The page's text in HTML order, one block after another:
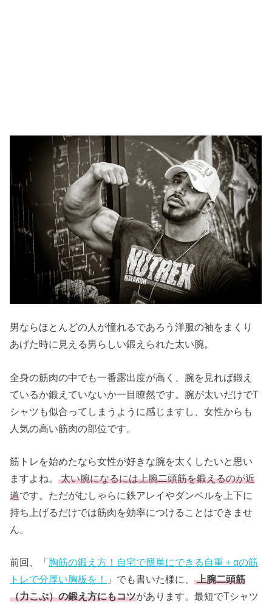
男ならほとんどの人が憧れるであろう洋服の袖をまくり
あげた時に見える男らしい鍛えられた太い腕。
全身の筋肉の中でも一番露出度が高く、腕を見れば鍛え
ているか鍛えていないか一目瞭然です。腕が太いだけでT
シャツも似合ってしまうように感じますし、女性からも
人気の高い筋肉の部位です。
筋トレを始めたなら女性が好きな腕を太くしたいと思い
ますよね。太い腕になるには上腕二頭筋を鍛えるのが近
道です。ただがむしゃらに鉄アレイやダンベルを上下に
持ち上げるだけでは筋肉を効率につけることはできませ
ん。
前回、「 胸筋の鍛え方！自宅で簡単にできる自重＋αの筋
トレで分厚い胸板を！
」でも書いた様に、 上腕二頭筋
（力こぶ）の鍛え方にもコツがあります。最短でTシャツ